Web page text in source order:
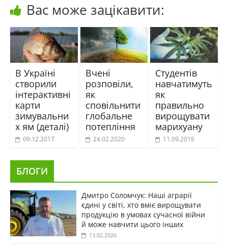
Вас може зацікавити:
В Україні
створили
інтерактивні
карти
зимувальни
х ям (деталі)
09.12.2017
Вчені
розповіли,
як
сповільнити
глобальне
потепління
24.02.2020
Студентів
навчатимуть
як
правильно
вирощувати
марихуану
11.09.2019
БЛОГИ
Дмитро Соломчук: Наші аграрії
єдині у світі, хто вміє вирощувати
продукцію в умовах сучасної війни
й може навчити цього інших
13.02.2026